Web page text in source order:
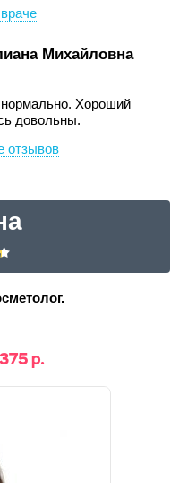
Михайловна
Хороший
довольны.
отзывов
р.